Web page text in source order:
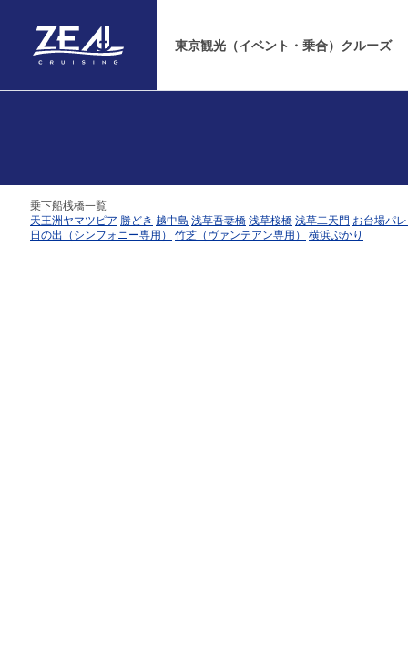
東京観光（イベント・乗合）クルーズ
乗下船桟橋一覧
天王洲ヤマツピア 勝どき 越中島 浅草吾妻橋 浅草桜橋 浅草二天門 お台場パ
日の出（シンフォニー専用）
竹芝（ヴァンテアン専用） 横浜ぷかり